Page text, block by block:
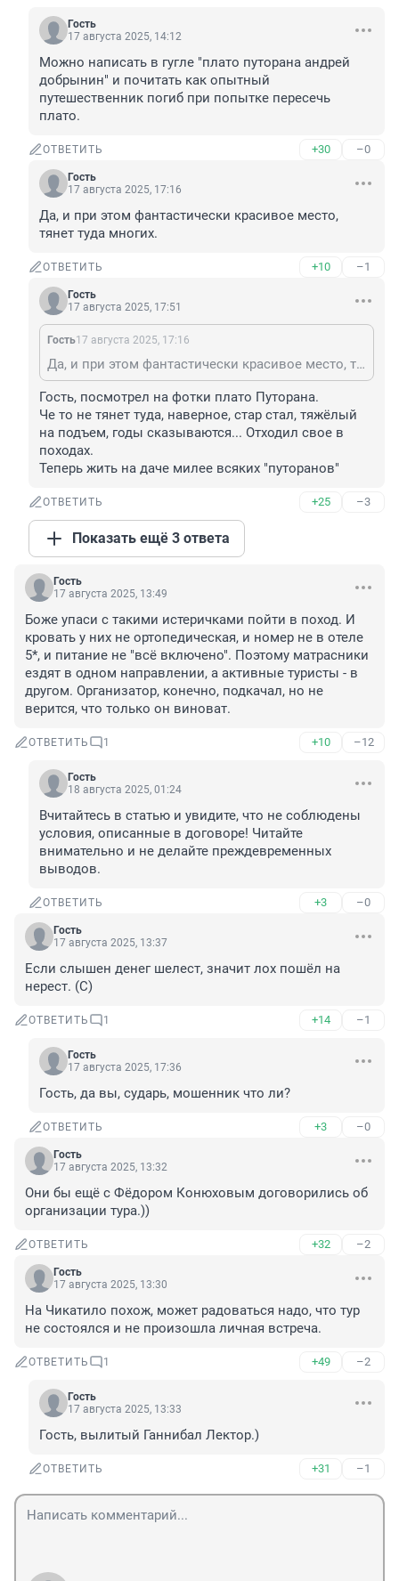
Гость
17 августа 2025, 14:12
Можно написать в гугле "плато путорана андрей
добрынин" и почитать как опытный
путешественник погиб при попытке пересечь
плато.
ОТВЕТИТЬ +30 –0
Гость
17 августа 2025, 17:16
Да, и при этом фантастически красивое место,
тянет туда многих.
ОТВЕТИТЬ +10 –1
Гость
17 августа 2025, 17:51
Гость17 августа 2025, 17:16
Да, и при этом фантастически красивое место, тянет туда многих.
Гость, посмотрел на фотки плато Путорана.
Че то не тянет туда, наверное, стар стал, тяжёлый
на подъем, годы сказываются... Отходил свое в
походах.
Теперь жить на даче милее всяких "путоранов"
ОТВЕТИТЬ +25 –3
Показать ещё 3 ответа
Гость
17 августа 2025, 13:49
Боже упаси с такими истеричками пойти в поход. И
кровать у них не ортопедическая, и номер не в отеле
5*, и питание не "всё включено". Поэтому матрасники
ездят в одном направлении, а активные туристы - в
другом. Организатор, конечно, подкачал, но не
верится, что только он виноват.
ОТВЕТИТЬ 1 +10 –12
Гость
18 августа 2025, 01:24
Вчитайтесь в статью и увидите, что не соблюдены
условия, описанные в договоре! Читайте
внимательно и не делайте преждевременных
выводов.
ОТВЕТИТЬ +3 –0
Гость
17 августа 2025, 13:37
Если слышен денег шелест, значит лох пошёл на
нерест. (С)
ОТВЕТИТЬ 1 +14 –1
Гость
17 августа 2025, 17:36
Гость, да вы, сударь, мошенник что ли?
ОТВЕТИТЬ +3 –0
Гость
17 августа 2025, 13:32
Они бы ещё с Фёдором Конюховым договорились об
организации тура.))
ОТВЕТИТЬ +32 –2
Гость
17 августа 2025, 13:30
На Чикатило похож, может радоваться надо, что тур
не состоялся и не произошла личная встреча.
ОТВЕТИТЬ 1 +49 –2
Гость
17 августа 2025, 13:33
Гость, вылитый Ганнибал Лектор.)
ОТВЕТИТЬ +31 –1